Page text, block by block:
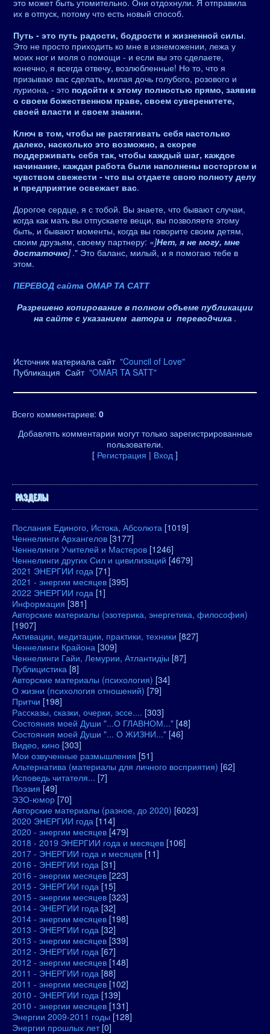
это может быть утомительно. Они отдохнули. Я отправила
их в отпуск, потому что есть новый способ.
Путь - это путь радости, бодрости и жизненной силы.
Это не просто приходить ко мне в изнеможении, лежа у
моих ног и моля о помощи - и если вы это сделаете,
конечно, я всегда отвечу, возлюбленные! Но то, что я
призываю вас сделать, милая дочь голубого, розового и
луриона, - это подойти к этому полностью прямо, заявив
о своем божественном праве, своем суверенитете,
своей власти и своем знании.
Ключ в том, чтобы не растягивать себя настолько
далеко, насколько это возможно, а скорее
поддерживать себя так, чтобы каждый шаг, каждое
начинание, каждая работа были наполнены восторгом и
чувством свежести - что вы отдаете свою полноту делу
и предприятие освежает вас.
Дорогое сердце, я с тобой. Вы знаете, что бывают случаи,
когда как мать вы отпускаете вещи, вы позволяете этому
быть, и бывают моменты, когда вы говорите своим детям,
своим друзьям, своему партнеру: «]Нет, я не могу, мне
достаточно] ." Это баланс, милый, и я помогаю тебе в
этом.
ПЕРЕВОД сайта ОМАР ТА САТТ
Разрешено копирование в полном объеме публикации
на сайте с указанием автора и переводчика .
Источник материала сайт "Council of Love"
Публикация Сайт "OMAR TA SATT"
Всего комментариев: 0
Добавлять комментарии могут только зарегистрированные
пользователи.
[ Регистрация | Вход ]
РАЗДЕЛЫ
Послания Единого, Истока, Абсолюта [1019]
Ченнелинги Архангелов [3177]
Ченнелинги Учителей и Мастеров [1246]
Ченнелинги других Сил и цивилизаций [4679]
2021 ЭНЕРГИИ года [71]
2021 - энергии месяцев [395]
2022 ЭНЕРГИИ года [1]
Информация [381]
Авторские материалы (эзотерика, энергетика, философия)
[1907]
Активации, медитации, практики, техники [827]
Ченнелинги Крайона [309]
Ченнелинги Гайи, Лемурии, Атлантидіы [87]
Публицистика [8]
Авторские материалы (психология) [34]
О жизни (психология отношений) [79]
Притчи [198]
Рассказы, сказки, очерки, эссе.... [303]
Состояния моей Души "...О ГЛАВНОМ..." [48]
Состояния моей Души "... О ЖИЗНИ..." [46]
Видео, кино [303]
Мои озвученные размышления [51]
Альтернатива (материалы для личного восприятия) [62]
Исповедь читателя... [7]
Поэзия [49]
ЭЗО-юмор [70]
Авторские материалы (разное, до 2020) [6023]
2020 ЭНЕРГИИ года [114]
2020 - энергии месяцев [479]
2018 - 2019 ЭНЕРГИИ года и месяцев [106]
2017 - ЭНЕРГИИ года и месяцев [11]
2016 - ЭНЕРГИИ года [31]
2016 - энергии месяцев [223]
2015 - ЭНЕРГИИ года [15]
2015 - энергии месяцев [323]
2014 - ЭНЕРГИИ года [32]
2014 - энергии месяцев [198]
2013 - ЭНЕРГИИ года [32]
2013 - энергии месяцев [339]
2012 - ЭНЕРГИИ года [67]
2012 - энергии месяцев [148]
2011 - ЭНЕРГИИ года [88]
2011 - энергии месяцев [102]
2010 - ЭНЕРГИИ года [139]
2010 - энергии месяцев [131]
Энергии 2009-2011 годы [128]
Энергии прошлых лет [0]